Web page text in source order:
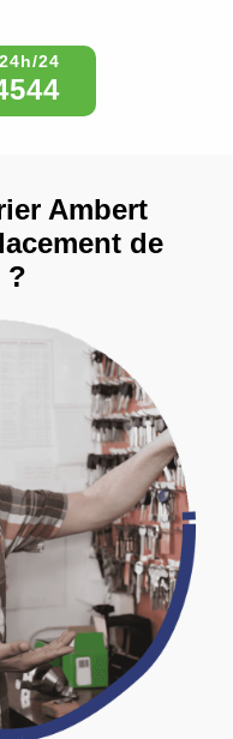
Ambert
de
?